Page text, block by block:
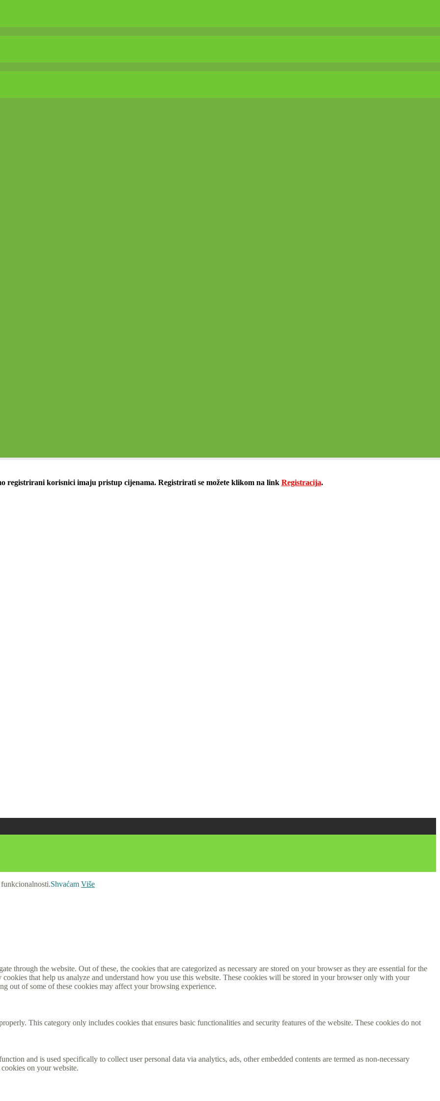
registrirani korisnici imaju pristup cijenama. Registrirati se možete klikom na link Registracija.
Shvaćam Više
through the website. Out of these, the cookies that are categorized as necessary are stored on your browser as they are essential for the
that help us analyze and understand how you use this website. These cookies will be stored in your browser only with your
out of some of these cookies may affect your browsing experience.
This category only includes cookies that ensures basic functionalities and security features of the website. These cookies do not
and is used specifically to collect user personal data via analytics, ads, other embedded contents are termed as non-necessary
on your website.